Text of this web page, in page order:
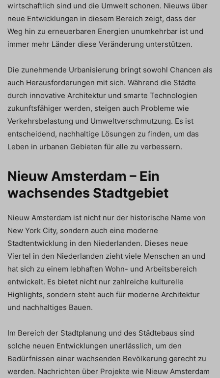
wirtschaftlich sind und die Umwelt schonen. Nieuws über
neue Entwicklungen in diesem Bereich zeigt, dass der
Weg hin zu erneuerbaren Energien unumkehrbar ist und
immer mehr Länder diese Veränderung unterstützen.
Die zunehmende Urbanisierung bringt sowohl Chancen als
auch Herausforderungen mit sich. Während die Städte
durch innovative Architektur und smarte Technologien
zukunftsfähiger werden, steigen auch Probleme wie
Verkehrsbelastung und Umweltverschmutzung. Es ist
entscheidend, nachhaltige Lösungen zu finden, um das
Leben in urbanen Gebieten für alle zu verbessern.
Nieuw Amsterdam – Ein
wachsendes Stadtgebiet
Nieuw Amsterdam ist nicht nur der historische Name von
New York City, sondern auch eine moderne
Stadtentwicklung in den Niederlanden. Dieses neue
Viertel in den Niederlanden zieht viele Menschen an und
hat sich zu einem lebhaften Wohn- und Arbeitsbereich
entwickelt. Es bietet nicht nur zahlreiche kulturelle
Highlights, sondern steht auch für moderne Architektur
und nachhaltiges Bauen.
Im Bereich der Stadtplanung und des Städtebaus sind
solche neuen Entwicklungen unerlässlich, um den
Bedürfnissen einer wachsenden Bevölkerung gerecht zu
werden. Nachrichten über Projekte wie Nieuw Amsterdam